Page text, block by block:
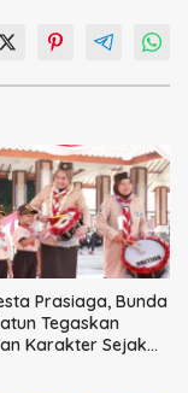
Prasiaga, Bunda
Tegaskan
Karakter Sejak